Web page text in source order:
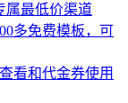
属最低价渠道
多免费模板，可
看和代金券使用